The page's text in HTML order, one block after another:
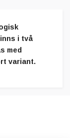
i två
med
variant.